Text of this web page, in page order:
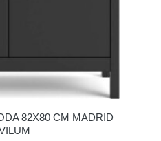
82X80 CM MADRID